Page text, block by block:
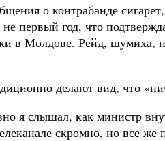
о контрабанде сигарет,
первый год, что
в Молдове. Рейд, шумиха,
делают вид, что
я слышал, как министр
скромно, но все же